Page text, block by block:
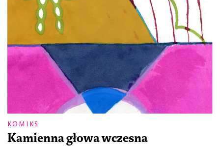
KOMIKS
Kamienna głowa wczesna